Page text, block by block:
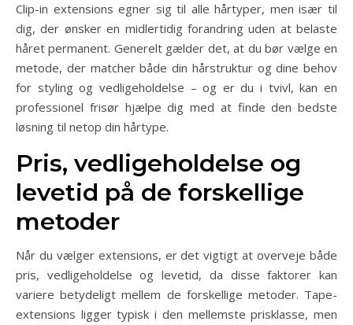
Clip-in extensions egner sig til alle hårtyper, men især til
dig, der ønsker en midlertidig forandring uden at belaste
håret permanent. Generelt gælder det, at du bør vælge en
metode, der matcher både din hårstruktur og dine behov
for styling og vedligeholdelse – og er du i tvivl, kan en
professionel frisør hjælpe dig med at finde den bedste
løsning til netop din hårtype.
Pris, vedligeholdelse og
levetid på de forskellige
metoder
Når du vælger extensions, er det vigtigt at overveje både
pris, vedligeholdelse og levetid, da disse faktorer kan
variere betydeligt mellem de forskellige metoder. Tape-
extensions ligger typisk i den mellemste prisklasse, men